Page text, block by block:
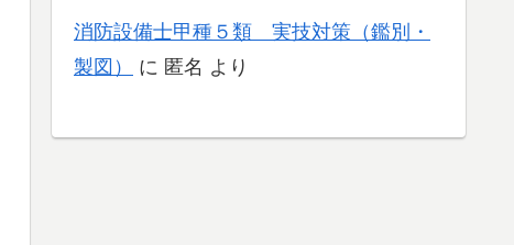
消防設備士甲種５類 実技対策（鑑別・
製図）
に 匿名 より